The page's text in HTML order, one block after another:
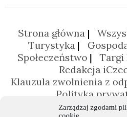
Zarządzaj zgodami
Strona główna
Turystyka
Społeczeństwo
Targi
Redakcja
Klauzula zwolnienia z
Polityka
Polityka plików